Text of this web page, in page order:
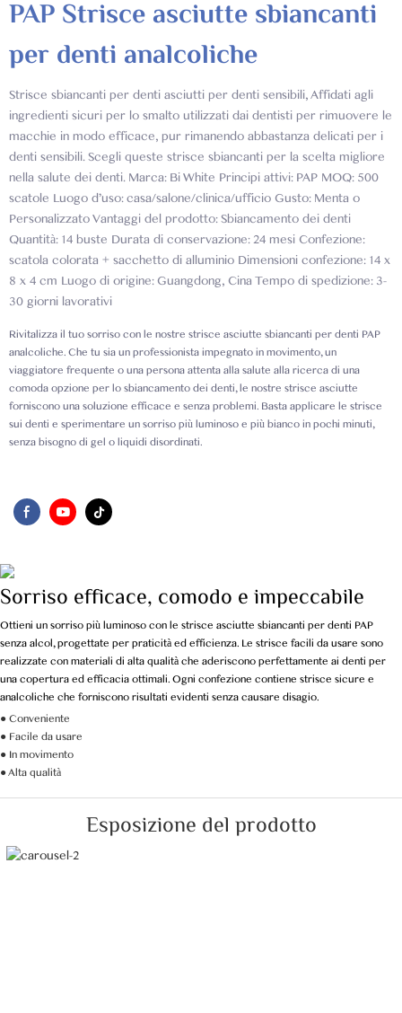
PAP Strisce asciutte sbiancanti
per denti analcoliche
Strisce sbiancanti per denti asciutti per denti sensibili, Affidati agli
ingredienti sicuri per lo smalto utilizzati dai dentisti per rimuovere le
macchie in modo efficace, pur rimanendo abbastanza delicati per i
denti sensibili. Scegli queste strisce sbiancanti per la scelta migliore
nella salute dei denti. Marca: Bi White Principi attivi: PAP MOQ: 500
scatole Luogo d'uso: casa/salone/clinica/ufficio Gusto: Menta o
Personalizzato Vantaggi del prodotto: Sbiancamento dei denti
Quantità: 14 buste Durata di conservazione: 24 mesi Confezione:
scatola colorata + sacchetto di alluminio Dimensioni confezione: 14 x
8 x 4 cm Luogo di origine: Guangdong, Cina Tempo di spedizione: 3-
30 giorni lavorativi
Rivitalizza il tuo sorriso con le nostre strisce asciutte sbiancanti per denti PAP
analcoliche. Che tu sia un professionista impegnato in movimento, un
viaggiatore frequente o una persona attenta alla salute alla ricerca di una
comoda opzione per lo sbiancamento dei denti, le nostre strisce asciutte
forniscono una soluzione efficace e senza problemi. Basta applicare le strisce
sui denti e sperimentare un sorriso più luminoso e più bianco in pochi minuti,
senza bisogno di gel o liquidi disordinati.
Sorriso efficace, comodo e impeccabile
Ottieni un sorriso più luminoso con le strisce asciutte sbiancanti per denti PAP
senza alcol, progettate per praticità ed efficienza. Le strisce facili da usare sono
realizzate con materiali di alta qualità che aderiscono perfettamente ai denti per
una copertura ed efficacia ottimali. Ogni confezione contiene strisce sicure e
analcoliche che forniscono risultati evidenti senza causare disagio.
● Conveniente
● Facile da usare
● In movimento
● Alta qualità
Esposizione del prodotto